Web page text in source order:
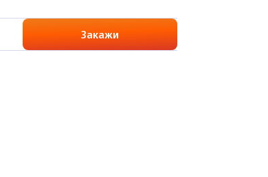
Закажи